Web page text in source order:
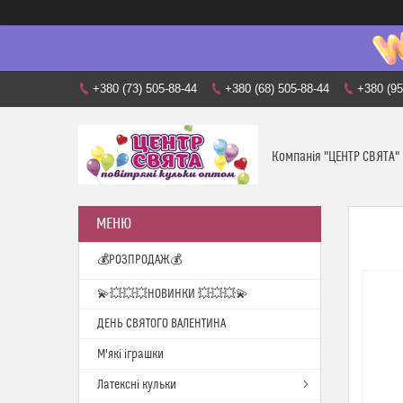
+380 (73) 505-88-44 +380 (68) 505-88-44 +380
Компанія "ЦЕНТР СВЯТА"
💰РОЗПРОДАЖ💰
💫💥💥💥НОВИНКИ 💥💥💥💫
ДЕНЬ СВЯТОГО ВАЛЕНТИНА
М'які іграшки
Латексні кульки